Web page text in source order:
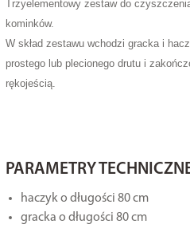
Trzyelementowy zestaw do
kominków.
W skład zestawu wchodzi gracka i
prostego lub plecionego drutu i
rękojeścią.
PARAMETRY
haczyk o długości 80 cm
gracka o długości 80 cm